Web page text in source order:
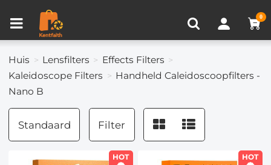
0
Huis Lensfilters
Effects Filters
Kaleidoscope Filters
Handheld Caleidoscoopfilters -
Nano B
Standaard Filter
HOT HOT